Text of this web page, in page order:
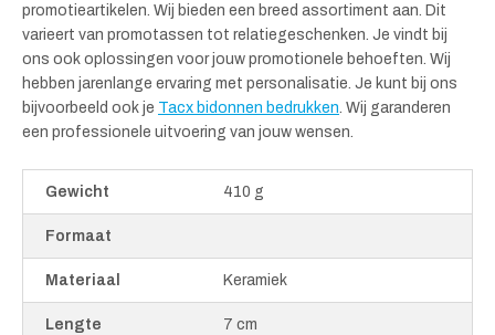
promotieartikelen. Wij bieden een breed assortiment aan. Dit
varieert van promotassen tot relatiegeschenken. Je vindt bij
ons ook oplossingen voor jouw promotionele behoeften. Wij
hebben jarenlange ervaring met personalisatie. Je kunt bij ons
bijvoorbeeld ook je Tacx bidonnen bedrukken . Wij garanderen
een professionele uitvoering van jouw wensen.
Gewicht 410 g
Formaat
Materiaal Keramiek
Lengte 7 cm